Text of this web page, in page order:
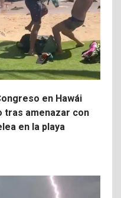
en Hawái
tras amenazar con
en la playa